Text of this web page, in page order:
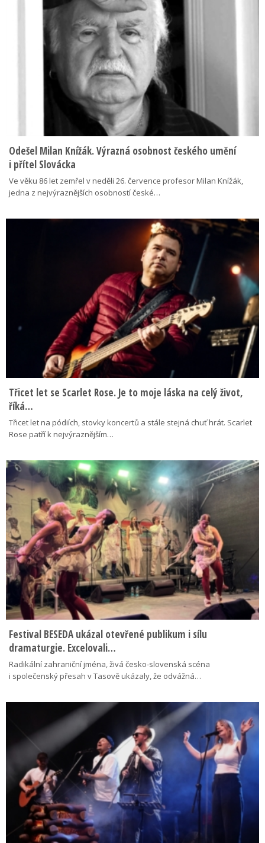
Odešel Milan Knížák. Výrazná osobnost českého umění
i přítel Slovácka
Ve věku 86 let zemřel v neděli 26. července profesor Milan Knížák,
jedna z nejvýraznějších osobností české…
Třicet let se Scarlet Rose. Je to moje láska na celý život,
říká…
Třicet let na pódiích, stovky koncertů a stále stejná chuť hrát. Scarlet
Rose patří k nejvýraznějším…
Festival BESEDA ukázal otevřené publikum i sílu
dramaturgie. Excelovali…
Radikální zahraniční jména, živá česko-slovenská scéna
i společenský přesah v Tasově ukázaly, že odvážná…